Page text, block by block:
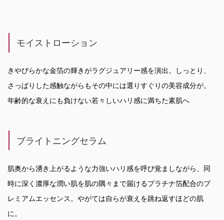
モイストローション
きやびらかな金箔の輝きがラグジュアリー感を演出。しっとり、
さっぱりした感触ながらもその中には選りすぐりの美容成分が。
年齢的な衰えにも負けない若々しいハリ感に満ちた素肌へ
ブライトニングセラム
肌奥から湧き上がるような力強いハリ感を呼び覚ましながら、同
時に深く濃厚な潤い肌を肌の隅々まで届けるプラチナ箔配合のプ
レミアムエッセンス。やがては自らが衰えを跳ね返すほどの肌
に。